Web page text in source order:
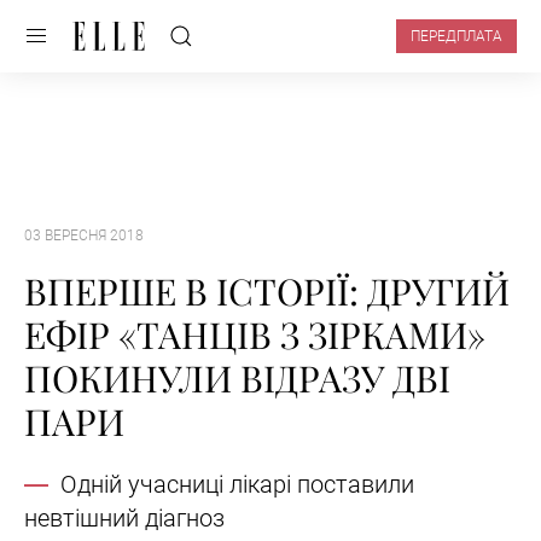
ПЕРЕДПЛАТА
03 ВЕРЕСНЯ 2018
ВПЕРШЕ В ІСТОРІЇ: ДРУГИЙ
ЕФІР «ТАНЦІВ З ЗІРКАМИ»
ПОКИНУЛИ ВІДРАЗУ ДВІ
ПАРИ
Одній учасниці лікарі поставили
невтішний діагноз